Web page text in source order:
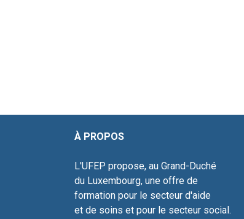
À PROPOS
L'UFEP propose, au Grand-
du Luxembourg, une offre
formation pour le secteur
et de soins et pour